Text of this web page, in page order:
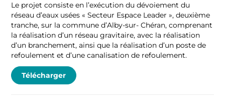
Le projet consiste en l’exécution du dévoiement du
réseau d’eaux usées « Secteur Espace Leader », deuxième
tranche, sur la commune d’Alby-sur- Chéran, comprenant
la réalisation d’un réseau gravitaire, avec la réalisation
d’un branchement, ainsi que la réalisation d’un poste de
refoulement et d’une canalisation de refoulement.
Télécharger